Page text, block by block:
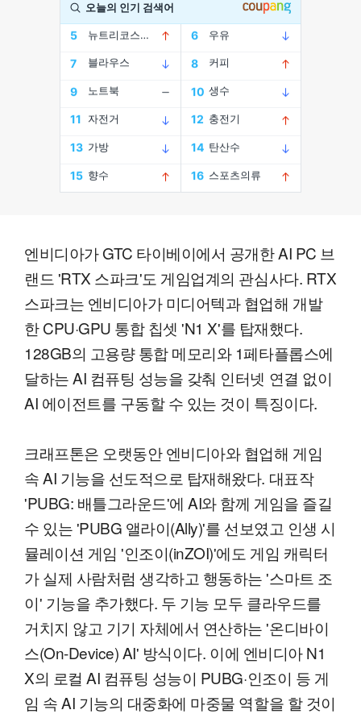
엔비디아가 GTC 타이베이에서 공개한 AI PC 브
랜드 'RTX 스파크'도 게임업계의 관심사다. RTX
스파크는 엔비디아가 미디어텍과 협업해 개발
한 CPU·GPU 통합 칩셋 'N1 X'를 탑재했다.
128GB의 고용량 통합 메모리와 1페타플롭스에
달하는 AI 컴퓨팅 성능을 갖춰 인터넷 연결 없이
AI 에이전트를 구동할 수 있는 것이 특징이다.
크래프톤은 오랫동안 엔비디아와 협업해 게임
속 AI 기능을 선도적으로 탑재해왔다. 대표작
'PUBG: 배틀그라운드'에 AI와 함께 게임을 즐길
수 있는 'PUBG 앨라이(Ally)'를 선보였고 인생 시
뮬레이션 게임 '인조이(inZOI)'에도 게임 캐릭터
가 실제 사람처럼 생각하고 행동하는 '스마트 조
이' 기능을 추가했다. 두 기능 모두 클라우드를
거치지 않고 기기 자체에서 연산하는 '온디바이
스(On-Device) AI' 방식이다. 이에 엔비디아 N1
X의 로컬 AI 컴퓨팅 성능이 PUBG·인조이 등 게
임 속 AI 기능의 대중화에 마중물 역할을 할 것이